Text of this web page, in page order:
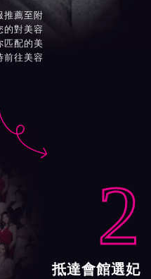
推薦至附
的對美容
匹配的美
前往美容
2
抵達會館選妃